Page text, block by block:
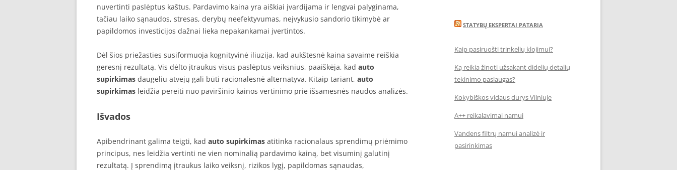
nuvertinti paslėptus kaštus. Pardavimo kaina yra aiškiai įvardijama ir lengvai palyginama,
tačiau laiko sąnaudos, stresas, derybų neefektyvumas, neįvykusio sandorio tikimybė ar
papildomos investicijos dažnai lieka nepakankamai įvertintos.
Dėl šios priežasties susiformuoja kognityvinė iliuzija, kad aukštesnė kaina savaime reiškia
geresnį rezultatą. Vis dėlto įtraukus visus paslėptus veiksnius, paaiškėja, kad auto
supirkimas daugeliu atvejų gali būti racionalesnė alternatyva. Kitaip tariant, auto
supirkimas leidžia pereiti nuo paviršinio kainos vertinimo prie išsamesnės naudos analizės.
Išvados
Apibendrinant galima teigti, kad auto supirkimas atitinka racionalaus sprendimų priėmimo
principus, nes leidžia vertinti ne vien nominalią pardavimo kainą, bet visuminį galutinį
rezultatą. Į sprendimą įtraukus laiko veiksnį, rizikos lygį, papildomas sąnaudas,
STATYBŲ EKSPERTAI PATARIA
Kaip pasiruošti trinkelių klojimui?
Ką reikia žinoti užsakant didelių detalių
tekinimo paslaugas?
Kokybiškos vidaus durys Vilniuje
A++ reikalavimai namui
Vandens filtrų namui analizė ir
pasirinkimas